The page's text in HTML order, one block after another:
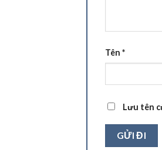
Tên *
Lưu tên